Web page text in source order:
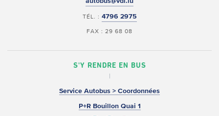
TÉL. : 4796 2975
FAX : 29 68 08
S'Y RENDRE EN BUS
Service Autobus > Coordonnées
P+R Bouillon Quai 1